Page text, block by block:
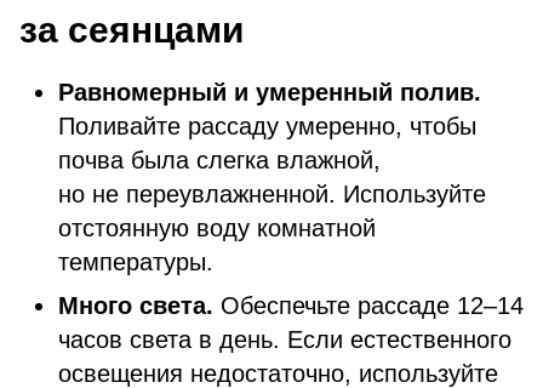
за сеянцами
Равномерный и умеренный полив.
Поливайте рассаду умеренно, чтобы
почва была слегка влажной,
но не переувлажненной. Используйте
отстоянную воду комнатной
температуры.
Много света. Обеспечьте рассаде 12–14
часов света в день. Если естественного
освещения недостаточно, используйте